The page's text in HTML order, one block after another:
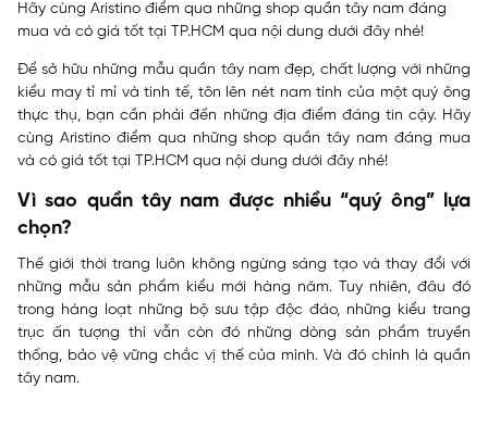
Hãy cùng Aristino điểm qua những shop quần tây nam đáng
mua và có giá tốt tại TP.HCM qua nội dung dưới đây nhé!
Để sở hữu những mẫu quần tây nam đẹp, chất lượng với những
kiểu may tỉ mỉ và tinh tế, tôn lên nét nam tính của một quý ông
thực thụ, bạn cần phải đến những địa điểm đáng tin cậy. Hãy
cùng Aristino điểm qua những shop quần tây nam đáng mua
và có giá tốt tại TP.HCM qua nội dung dưới đây nhé!
Vì sao quần tây nam được nhiều “quý ông” lựa
chọn?
Thế giới thời trang luôn không ngừng sáng tạo và thay đổi với
những mẫu sản phẩm kiểu mới hàng năm. Tuy nhiên, đâu đó
trong hàng loạt những bộ sưu tập độc đáo, những kiểu trang
trục ấn tượng thì vẫn còn đó những dòng sản phẩm truyền
thống, bảo vệ vững chắc vị thế của mình. Và đó chính là quần
tây nam.